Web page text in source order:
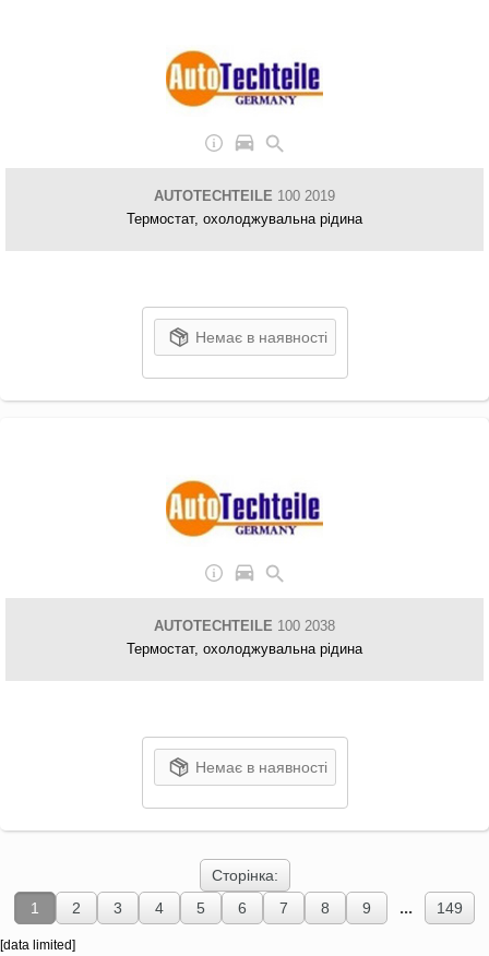
AUTOTECHTEILE 100 2019
Термостат, охолоджувальна рідина
Немає в наявності
AUTOTECHTEILE 100 2038
Термостат, охолоджувальна рідина
Немає в наявності
Сторінка:
1
2 3 4 5 6 7 8 9 ... 149
[data limited]